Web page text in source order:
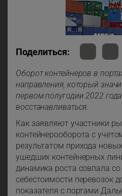
Поделиться:
Оборот контейнеров в
направления, который
первом полугодии 2022
восстанавливаться.
Как заявляют участники
контейнерооборота с
результатом прихода
ушедших контейнерных
динамика роста совпала
себестоимости перевозок
показателя с портами